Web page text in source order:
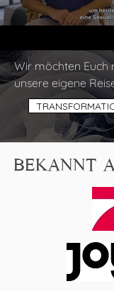
Wir möchten Euch
unsere eigene
der Sexualität.
Wir haben lange
gehabt, dass Sex
Dass es um mehr
Körperteile
BEKANNT